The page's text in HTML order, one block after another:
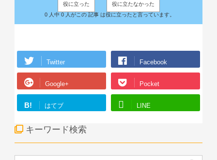
役に立った
役に立たなかった
0 人中 0 人がこの 記事 は役に立ったと言っています。
Twitter Facebook
Google+ Pocket
B! はてブ LINE
キーワード検索